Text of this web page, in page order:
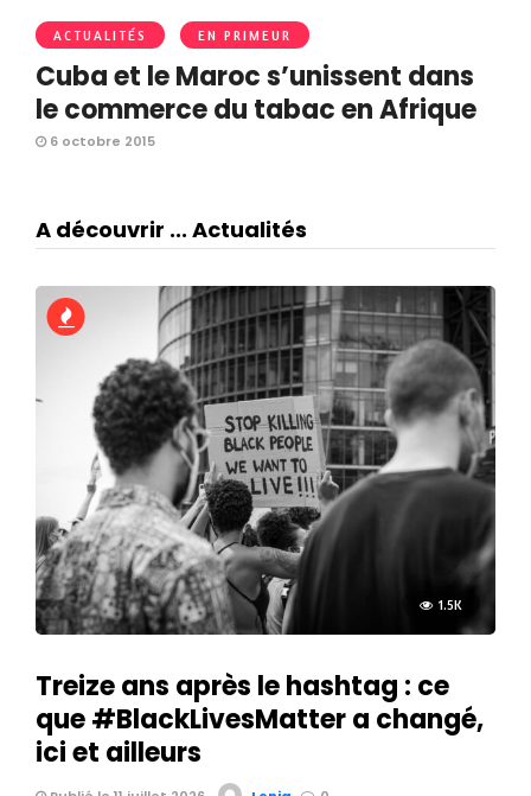
ACTUALITÉS EN PRIMEUR
Cuba et le Maroc s’unissent dans
le commerce du tabac en Afrique
6 octobre 2015
A découvrir ... Actualités
1.5K
Treize ans après le hashtag : ce
que #BlackLivesMatter a changé,
ici et ailleurs